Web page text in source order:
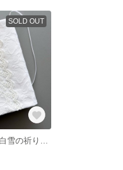
SOLD OUT